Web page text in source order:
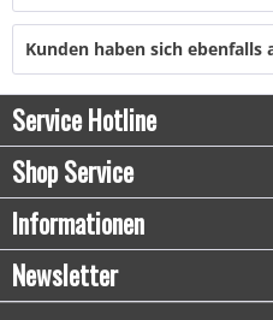
Kunden haben sich ebenfalls
Service Hotline
Shop Service
Informationen
Newsletter